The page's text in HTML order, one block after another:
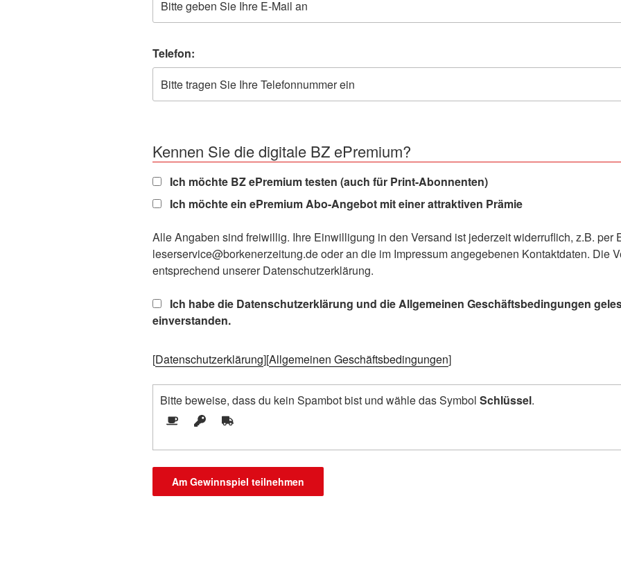
Telefon:
Kennen Sie die digitale BZ ePremium?
Ich möchte BZ ePremium testen (auch für Print-Abonnenten)
Ich möchte ein ePremium Abo-Angebot mit einer attraktiven Prämie
Alle Angaben sind freiwillig. Ihre Einwilligung in den Versand ist jederzeit widerruflich, z.B. per
leserservice@borkenerzeitung.de oder an die im Impressum angegebenen Kontaktdaten. Die
entsprechend unserer Datenschutzerklärung.
Ich habe die Datenschutzerklärung und die Allgemeinen Geschäftsbedingungen
einverstanden.
[Datenschutzerklärung][Allgemeinen Geschäftsbedingungen]
Bitte beweise, dass du kein Spambot bist und wähle das Symbol Schlüssel.